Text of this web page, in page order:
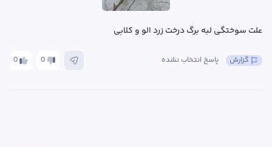
علت سوختگی لبه برگ درخت زرد الو و کلابی
0 0 پاسخ انتخاب نشده گزارش